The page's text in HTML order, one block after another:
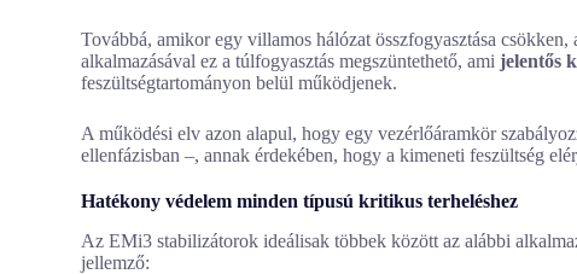
Továbbá, amikor egy villamos hálózat összfogyasztása
alkalmazásával ez a túlfogyasztás megszüntethető, amijelentős
feszültségtartományon belül működjenek.
A működési elv azon alapul, hogy egy vezérlőáramkör
ellenfázisban –, annak érdekében, hogy a kimeneti feszültség
Hatékony védelem minden típusú kritikus terheléshez
Az EMi3 stabilizátorok ideálisak többek között az alábbi
jellemző: